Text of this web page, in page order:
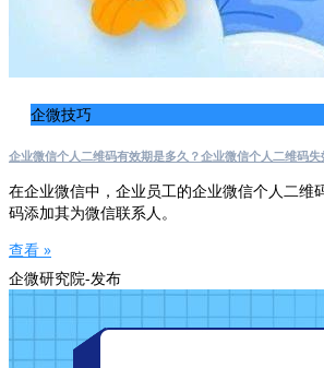
企微技巧
企业微信个人二维码有效期是多久？企业微信个人二维码失
在企业微信中，企业员工的企业微信个人二维
码添加其为微信联系人。
查看 »
企微研究院-发布